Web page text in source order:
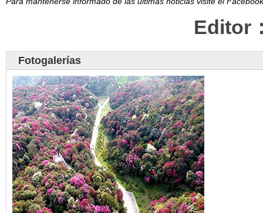
Editor
Fotogalerías